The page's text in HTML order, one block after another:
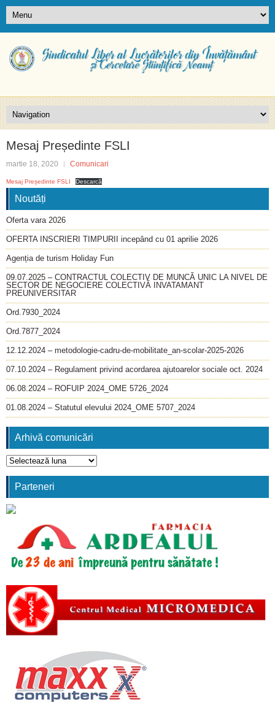
Mesaj Președinte FSLI
martie 18, 2020 Comunicari
Mesaj Președinte FSLI Descarcă
Noutăți
Oferta vara 2026
OFERTA INSCRIERI TIMPURII incepând cu 01 aprilie 2026
Agenția de turism Holiday Fun
09.07.2025 – CONTRACTUL COLECTIV DE MUNCĂ UNIC LA NIVEL DE
SECTOR DE NEGOCIERE COLECTIVĂ INVATAMANT
PREUNIVERSITAR
Ord.7930_2024
Ord.7877_2024
12.12.2024 – metodologie-cadru-de-mobilitate_an-scolar-2025-2026
07.10.2024 – Regulament privind acordarea ajutoarelor sociale oct. 2024
06.08.2024 – ROFUIP 2024_OME 5726_2024
01.08.2024 – Statutul elevului 2024_OME 5707_2024
Arhivă comunicări
Arhivă
comunicări
Parteneri